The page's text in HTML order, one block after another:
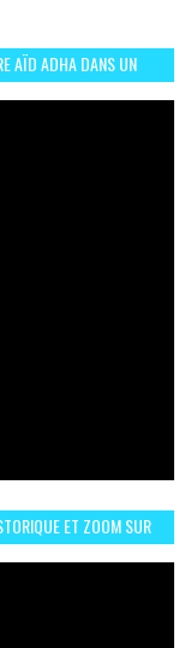
AÏD ADHA DANS UN
ET ZOOM SUR